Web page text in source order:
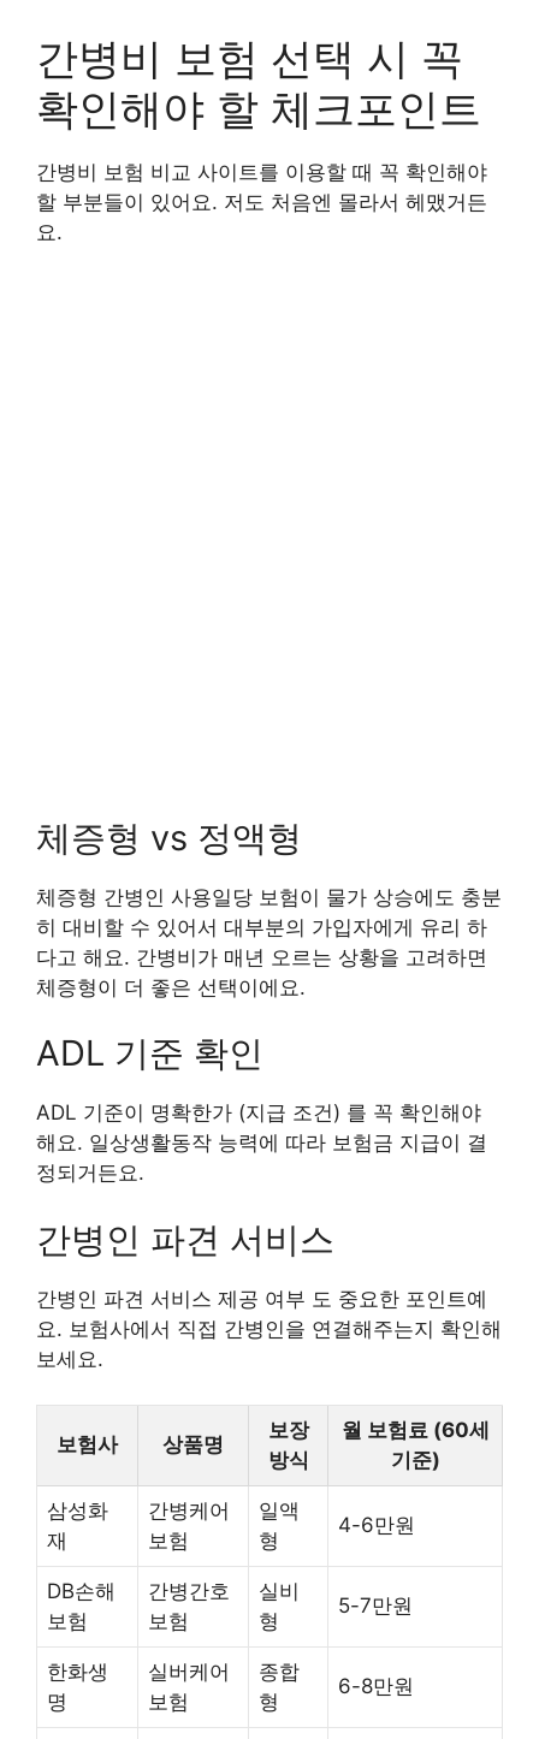
간병비 보험 선택 시 꼭
확인해야 할 체크포인트
간병비 보험 비교 사이트를 이용할 때 꼭 확인해야
할 부분들이 있어요. 저도 처음엔 몰라서 헤맸거든
요.
체증형 vs 정액형
체증형 간병인 사용일당 보험이 물가 상승에도 충분
히 대비할 수 있어서 대부분의 가입자에게 유리 하
다고 해요. 간병비가 매년 오르는 상황을 고려하면
체증형이 더 좋은 선택이에요.
ADL 기준 확인
ADL 기준이 명확한가 (지급 조건) 를 꼭 확인해야
해요. 일상생활동작 능력에 따라 보험금 지급이 결
정되거든요.
간병인 파견 서비스
간병인 파견 서비스 제공 여부 도 중요한 포인트예
요. 보험사에서 직접 간병인을 연결해주는지 확인해
보세요.
보험사 상품명
보장
방식
월 보험료 (60세
기준)
삼성화
재
간병케어
보험
일액
형
4-6만원
DB손해
보험
간병간호
보험
실비
형
5-7만원
한화생
명
실버케어
보험
종합
형
6-8만원